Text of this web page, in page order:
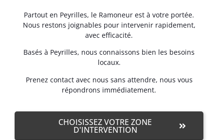
Partout en Peyrilles, le Ramoneur est à votre portée.
Nous restons joignables pour intervenir rapidement,
avec efficacité.
Basés à Peyrilles, nous connaissons bien les besoins
locaux.
Prenez contact avec nous sans attendre, nous vous
répondrons immédiatement.
CHOISISSEZ VOTRE ZONE
D'INTERVENTION